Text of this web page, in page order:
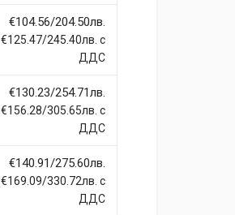
€104.56/204.50лв.
€125.47/245.40лв. с
ДДС
€130.23/254.71лв.
€156.28/305.65лв. с
ДДС
€140.91/275.60лв.
€169.09/330.72лв. с
ДДС